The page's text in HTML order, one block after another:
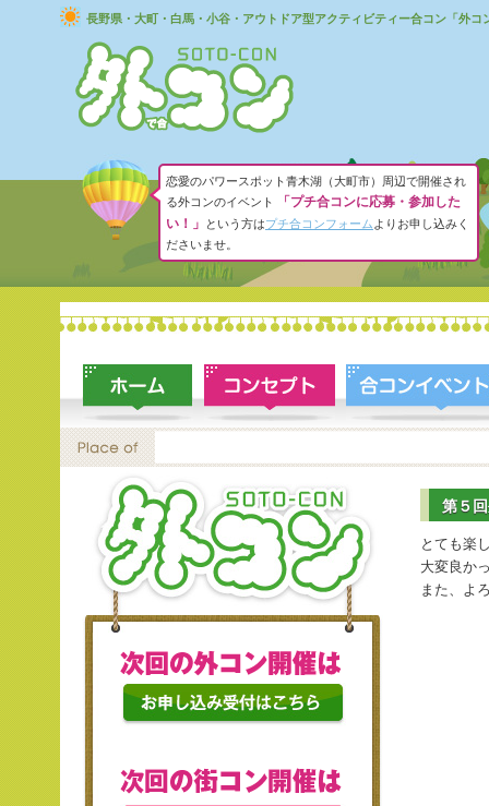
長野県・大町・白馬・小谷・アウトドア型アクティビティー合コン「外コ
恋愛のパワースポット青木湖（大町市）周辺で開催され
る外コンのイベント
「プチ合コンに応募・参加した
い！」
という方はプチ合コンフォーム よりお申し込みく
ださいませ。
第５
とても楽
大変良か
また、よ